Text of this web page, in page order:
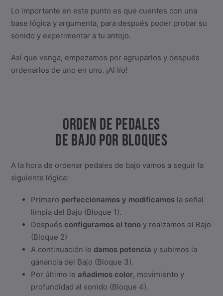
Lo importante en este punto es que cuentes con una
base lógica y argumenta, para después poder probar su
sonido y experimentar a tu antojo.
Así que venga, empezamos por agruparlos y después
ordenarlos de uno en uno. ¡Al lío!
ORDEN DE PEDALES
DE BAJO POR BLOQUES
A la hora de ordenar pedales de bajo vamos a seguir la
siguiente lógica:
Primero perfeccionamos y modificamos la señal
limpia del Bajo (Bloque 1).
Después configuramos el tono y realzamos el Bajo
(Bloque 2)
A continuación le damos potencia y subimos la
ganancia del Bajo (Bloque 3).
Por último le añadimos color, movimiento y
profundidad al sonido (Bloque 4).